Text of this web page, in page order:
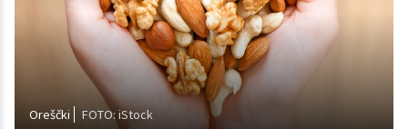
Oreščki FOTO: iStock